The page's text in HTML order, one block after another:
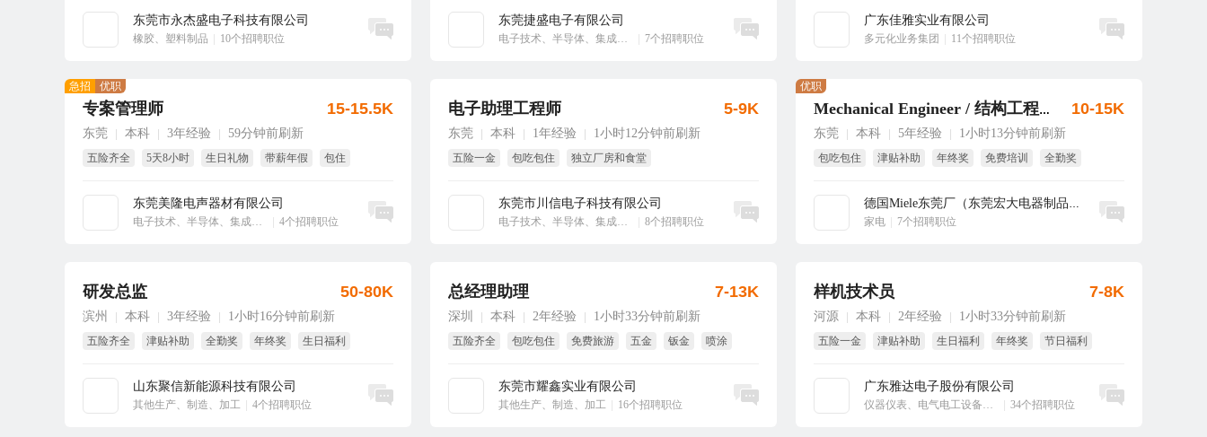
东莞市永杰盛电子科技有限公司
橡胶、塑料制品 10个招聘职位
立即沟通 东莞捷盛电子有限公司
电子技术、半导体、集成电路 7个招聘职位
立即沟通 广东佳雅实业有限公司
多元化业务集团 11个招聘职位
立即沟通
专案管理师
东莞 本科 3年经验 59分钟前刷新
五险齐全 5天8小时 生日礼物 带薪年假 包住
东莞美隆电声器材有限公司
电子技术、半导体、集成电路 4个招聘职位
急招 优职
15-15.5K
立即沟通
电子助理工程师
东莞 本科 1年经验 1小时12分钟前刷新
五险一金 包吃包住
独立厂房和食堂
东莞市川信电子科技有限公司
电子技术、半导体、集成电路 8个招聘职位
5-9K
立即沟通
Mechanical Engineer / 结构工程师
东莞 本科 5年经验 1小时13分钟前刷新
包吃包住 津贴补助 年终奖 免费培训
全勤奖
德国Miele东莞厂（东莞宏大电器制品有...
家电
7个招聘职位
优职
10-15K
立即沟通
研发总监
滨州 本科 3年经验 1小时16分钟前刷新
五险齐全 津贴补助 全勤奖 年终奖
生日福利
山东聚信新能源科技有限公司
其他生产、制造、加工 4个招聘职位
50-80K
立即沟通
总经理助理
深圳 本科 2年经验 1小时33分钟前刷新
五险齐全 包吃包住 免费旅游 五金 钣金 喷涂
东莞市耀鑫实业有限公司
其他生产、制造、加工 16个招聘职位
7-13K
立即沟通
样机技术员
河源 本科 2年经验 1小时33分钟前刷新
五险一金 津贴补助 生日福利 年终奖
节日福利
广东雅达电子股份有限公司
仪器仪表、电气电工设备、工业自动化 34个招聘职位
7-8K
立即沟通